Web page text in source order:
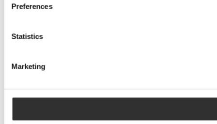
Preferences
Statistics
Marketing